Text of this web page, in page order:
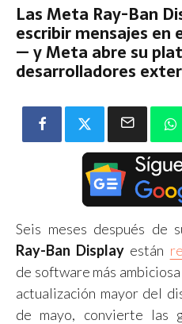
Las Meta Ray-Ban
escribir mensajes en
— y Meta abre su
desarrolladores
Seis meses después de
Ray-Ban Display están
de software más
actualización mayor del
de mayo, convierte las